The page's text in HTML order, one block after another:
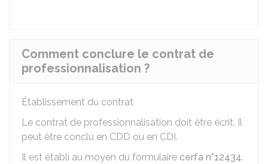
Comment conclure le contrat de
professionnalisation ?
Établissement du contrat
Le contrat de professionnalisation doit être écrit. Il
peut être conclu en CDD ou en CDI.
Il est établi au moyen du formulaire cerfa n°12434.